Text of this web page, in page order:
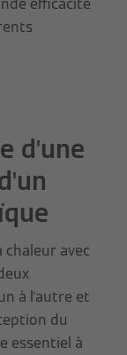
efficacité
d'une
avec
à l'autre et
du
essentiel à